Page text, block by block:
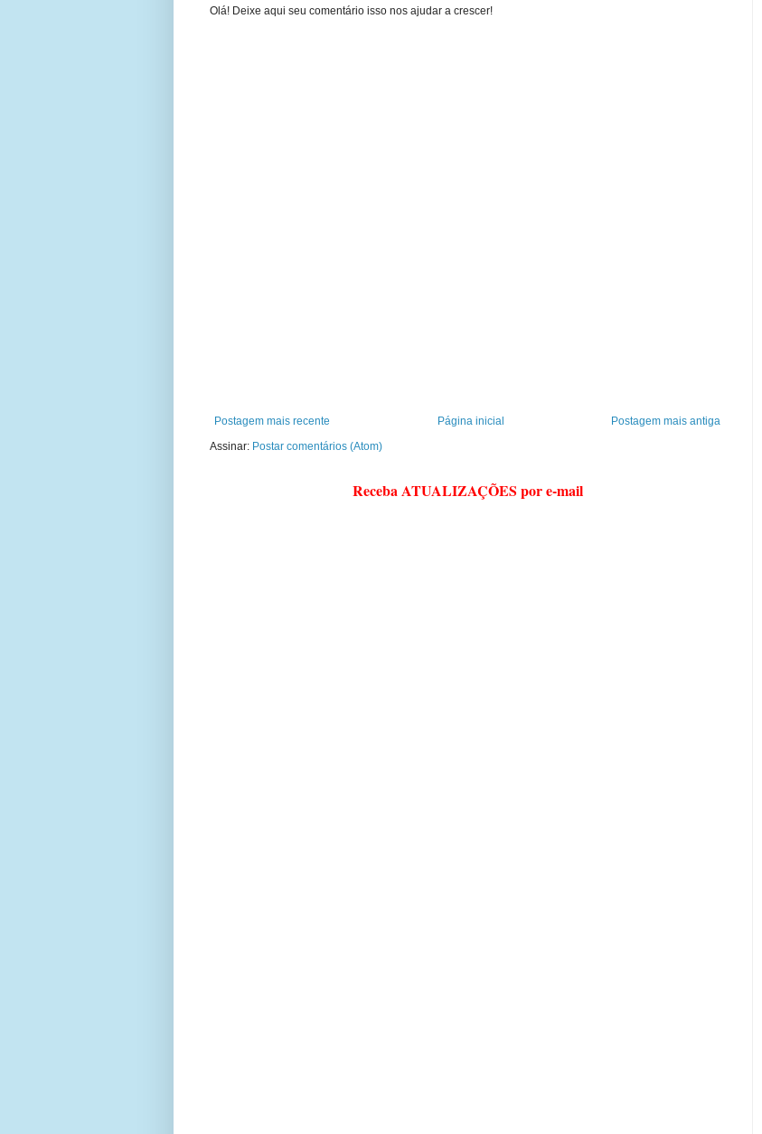
Olá! Deixe aqui seu comentário isso nos ajudar a crescer!
Postagem mais recente Postagem mais antiga
Página inicial
Assinar: Postar comentários (Atom)
Receba ATUALIZAÇÕES por e-mail